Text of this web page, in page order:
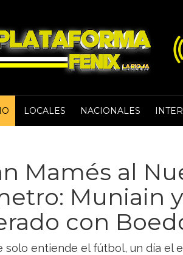
LOCALES NACIONALES
Mamés al
Muniain
con
solo entiende el fútbol, un día el